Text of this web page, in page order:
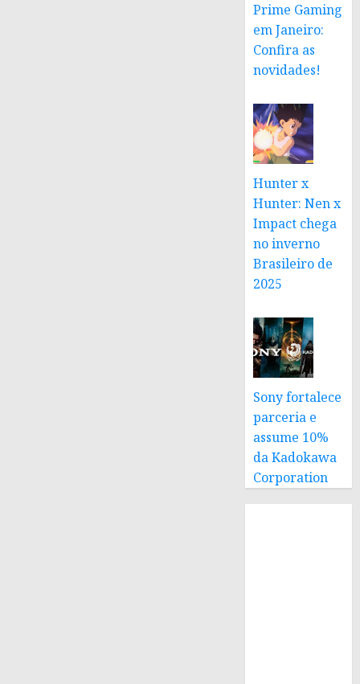
Prime Gaming
em Janeiro:
Confira as
novidades!
Hunter x
Hunter: Nen x
Impact chega
no inverno
Brasileiro de
2025
Sony fortalece
parceria e
assume 10%
da Kadokawa
Corporation